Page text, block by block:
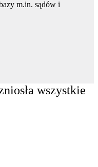
m.in. sądów i
wszystkie